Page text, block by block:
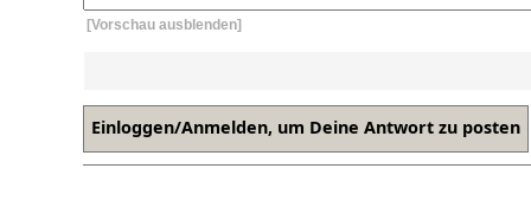
[Vorschau ausblenden]